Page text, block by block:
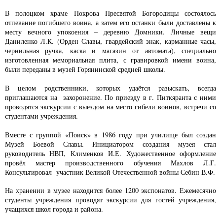
В полоцком храме Покрова Пресвятой Богородицы состоялось
отпевание погибшего воина, а затем его останки были доставлены к
месту вечного упокоения – деревню Домники. Личные вещи
Даниленко Л.К. (Орден Славы, гвардейский знак, карманные часы,
чернильная ручка, каска и магазин от автомата), специально
изготовленная мемориальная плита, с гравировкой имени воина,
были переданы в музей Горянинской средней школы.
В целом родственники, которых удаётся разыскать, всегда
приглашаются на захоронение. По приезду в г. Питкяранта с ними
проводятся экскурсии с выездом на место гибели воинов, встречи со
студентами учреждения.
Вместе с группой «Поиск» в 1986 году при училище был создан
Музей Боевой Славы. Инициатором создания музея стал
руководитель НВП, Клименков И.Е. Художественное оформление
провёл мастер производственного обучения Махлов Л.Г.
Консультировал участник Великой Отечественной войны Себин В.Ф.
На хранении в музее находится более 1200 экспонатов. Ежемесячно
студенты учреждения проводят экскурсии для гостей учреждения,
учащихся школ города и района.